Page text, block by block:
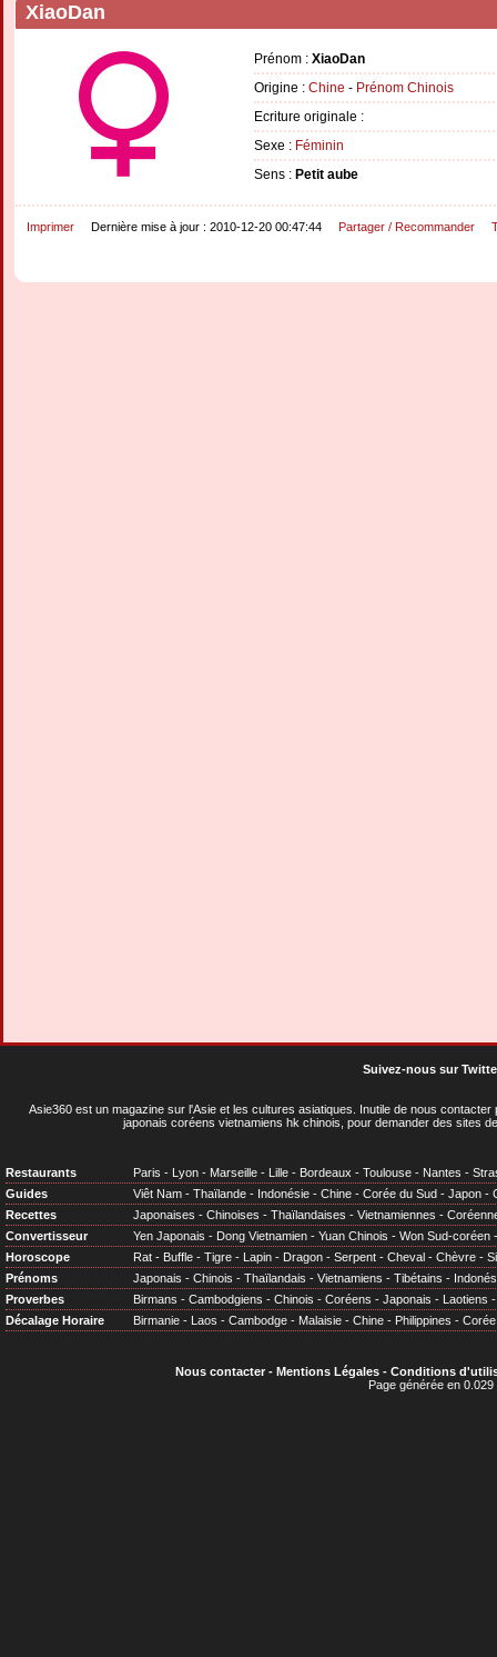
XiaoDan
Prénom : XiaoDan
Origine : Chine - Prénom Chinois
Ecriture originale :
Sexe : Féminin
Sens : Petit aube
Imprimer Dernière mise à jour : 2010-12-20 00:47:44 Partager / Recommander
Suivez-nous sur
Asie360 est un magazine sur l'Asie et les cultures asiatiques . Inutile de nous
japonais coréens vietnamiens hk chinois, pour demander des sites
Restaurants Paris - Lyon - Marseille - Lille - Bordeaux - Toulouse - Nantes -
Guides
Viêt Nam - Thaïlande - Indonésie - Chine - Corée du Sud - Japon -
Recettes
Japonaises - Chinoises - Thaïlandaises - Vietnamiennes -
Convertisseur
Yen Japonais - Dong Vietnamien - Yuan Chinois - Won Sud-coréen
Horoscope
Rat - Buffle - Tigre - Lapin - Dragon - Serpent - Cheval - Chèvre -
Prénoms
Japonais - Chinois - Thaïlandais - Vietnamiens - Tibétains -
Proverbes
Birmans - Cambodgiens - Chinois - Coréens - Japonais - Laotiens
Décalage Horaire
Birmanie - Laos - Cambodge - Malaisie - Chine - Philippines - Corée
Nous contacter- Mentions Légales- Conditions
Page générée en